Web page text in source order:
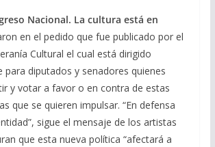
Nacional. La cultura está en
en el pedido que fue publicado por el
Cultural el cual está dirigido
para diputados y senadores quienes
y votar a favor o en contra de estas
que se quieren impulsar. “En defensa
sigue el mensaje de los artistas
que esta nueva política “afectará a